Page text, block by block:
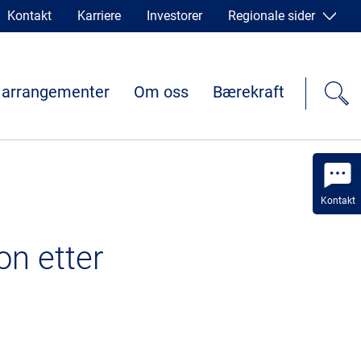
Kontakt
Kontakt Karriere Investorer Regionale sider
Om oss Bærekraft
etter